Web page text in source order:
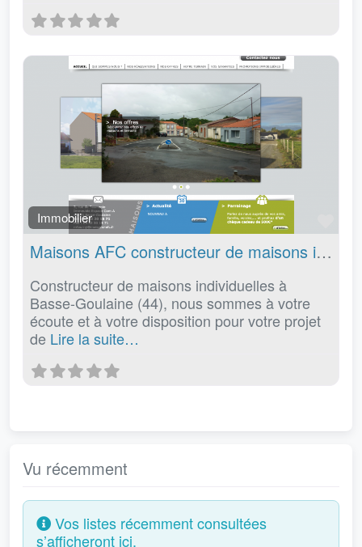
Immobilier
Maisons AFC constructeur de maisons individuelles à Basse-Goulaine (44)
Constructeur de maisons individuelles à
Basse-Goulaine (44), nous sommes à votre
écoute et à votre disposition pour votre projet
de Lire la suite…
Vu récemment
Vos listes récemment consultées
s’afficheront ici.